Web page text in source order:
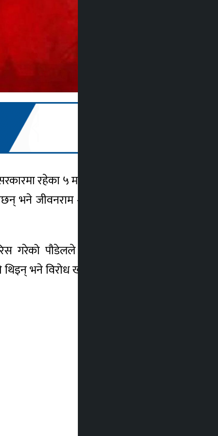
रहेका ५ मन्त्रीहरूलाई फिर्ता बोलाएर ५
भने जीवनराम श्रेष्ठ पर्यटन, शेरबहादुर कुँवर
गरेको पौडेलले बताए । यसअघि एकीकृत
भने विरोध खतिवडा स्वास्थ्य मन्त्री थिए ।